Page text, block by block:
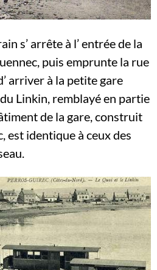
s’ arrête à l’ entrée de la
puis emprunte la rue
arriver à la petite gare
Linkin, remblayé en partie
de la gare, construit
est identique à ceux des